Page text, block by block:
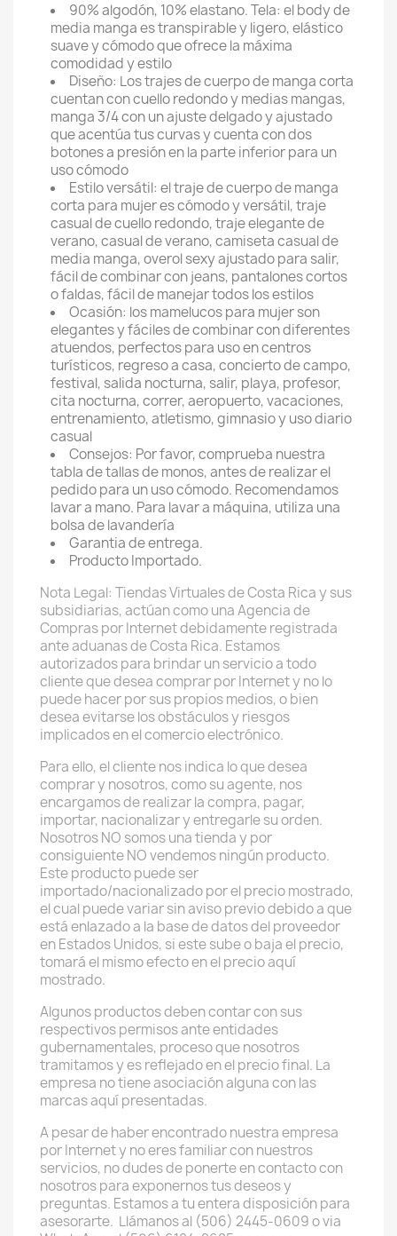
90% algodón, 10% elastano. Tela: el body de
media manga es transpirable y ligero, elástico
suave y cómodo que ofrece la máxima
comodidad y estilo
Diseño: Los trajes de cuerpo de manga corta
cuentan con cuello redondo y medias mangas,
manga 3/4 con un ajuste delgado y ajustado
que acentúa tus curvas y cuenta con dos
botones a presión en la parte inferior para un
uso cómodo
Estilo versátil: el traje de cuerpo de manga
corta para mujer es cómodo y versátil, traje
casual de cuello redondo, traje elegante de
verano, casual de verano, camiseta casual de
media manga, overol sexy ajustado para salir,
fácil de combinar con jeans, pantalones cortos
o faldas, fácil de manejar todos los estilos
Ocasión: los mamelucos para mujer son
elegantes y fáciles de combinar con diferentes
atuendos, perfectos para uso en centros
turísticos, regreso a casa, concierto de campo,
festival, salida nocturna, salir, playa, profesor,
cita nocturna, correr, aeropuerto, vacaciones,
entrenamiento, atletismo, gimnasio y uso diario
casual
Consejos: Por favor, comprueba nuestra
tabla de tallas de monos, antes de realizar el
pedido para un uso cómodo. Recomendamos
lavar a mano. Para lavar a máquina, utiliza una
bolsa de lavandería
Garantia de entrega.
Producto Importado.
Nota Legal: Tiendas Virtuales de Costa Rica y sus
subsidiarias, actúan como una Agencia de
Compras por Internet debidamente registrada
ante aduanas de Costa Rica. Estamos
autorizados para brindar un servicio a todo
cliente que desea comprar por Internet y no lo
puede hacer por sus propios medios, o bien
desea evitarse los obstáculos y riesgos
implicados en el comercio electrónico.
Para ello, el cliente nos indica lo que desea
comprar y nosotros, como su agente, nos
encargamos de realizar la compra, pagar,
importar, nacionalizar y entregarle su orden.
Nosotros NO somos una tienda y por
consiguiente NO vendemos ningún producto.
Este producto puede ser
importado/nacionalizado por el precio mostrado,
el cual puede variar sin aviso previo debido a que
está enlazado a la base de datos del proveedor
en Estados Unidos, si este sube o baja el precio,
tomará el mismo efecto en el precio aquí
mostrado.
Algunos productos deben contar con sus
respectivos permisos ante entidades
gubernamentales, proceso que nosotros
tramitamos y es reflejado en el precio final. La
empresa no tiene asociación alguna con las
marcas aquí presentadas.
A pesar de haber encontrado nuestra empresa
por Internet y no eres familiar con nuestros
servicios, no dudes de ponerte en contacto con
nosotros para exponernos tus deseos y
preguntas. Estamos a tu entera disposición para
asesorarte. Llámanos al (506) 2445-0609 o via